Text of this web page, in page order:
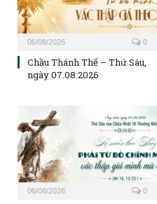
06/08/2026 0
Chầu Thánh Thể – Thứ Sáu,
ngày 07.08.2026
06/08/2026 0